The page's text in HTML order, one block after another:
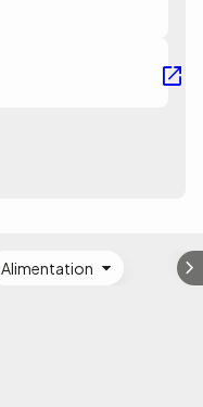
Alimentation